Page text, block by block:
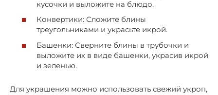
кусочки и выложите на блюдо.
Конвертики: Сложите блины
треугольниками и украсьте икрой.
Башенки: Сверните блины в трубочки и
выложите их в виде башенки, украсив икрой
и зеленью.
Для украшения можно использовать свежий укроп,